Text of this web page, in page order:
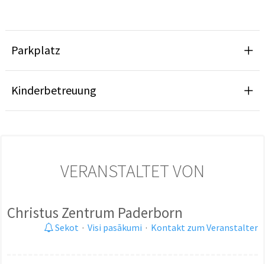
Parkplatz
Kinderbetreuung
VERANSTALTET VON
Christus Zentrum Paderborn
Sekot · Visi pasākumi · Kontakt zum Veranstalter